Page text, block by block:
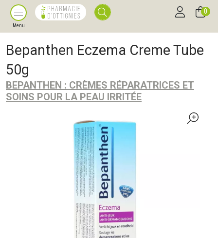
Menu
0
Bepanthen Eczema Creme Tube
50g
BEPANTHEN : CRÈMES RÉPARATRICES ET
SOINS POUR LA PEAU IRRITÉE